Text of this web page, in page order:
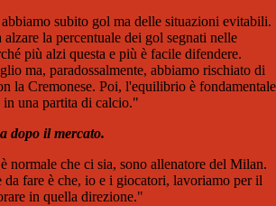
subito gol ma delle situazioni evitabili.
la percentuale dei gol segnati nelle
più alzi questa e più è facile difendere.
ma, paradossalmente, abbiamo rischiato di
la Cremonese. Poi, l'equilibrio è fondamentale
in una partita di calcio."
dopo il mercato.
normale che ci sia, sono allenatore del Milan.
da fare è che, io e i giocatori, lavoriamo per il
in quella direzione."